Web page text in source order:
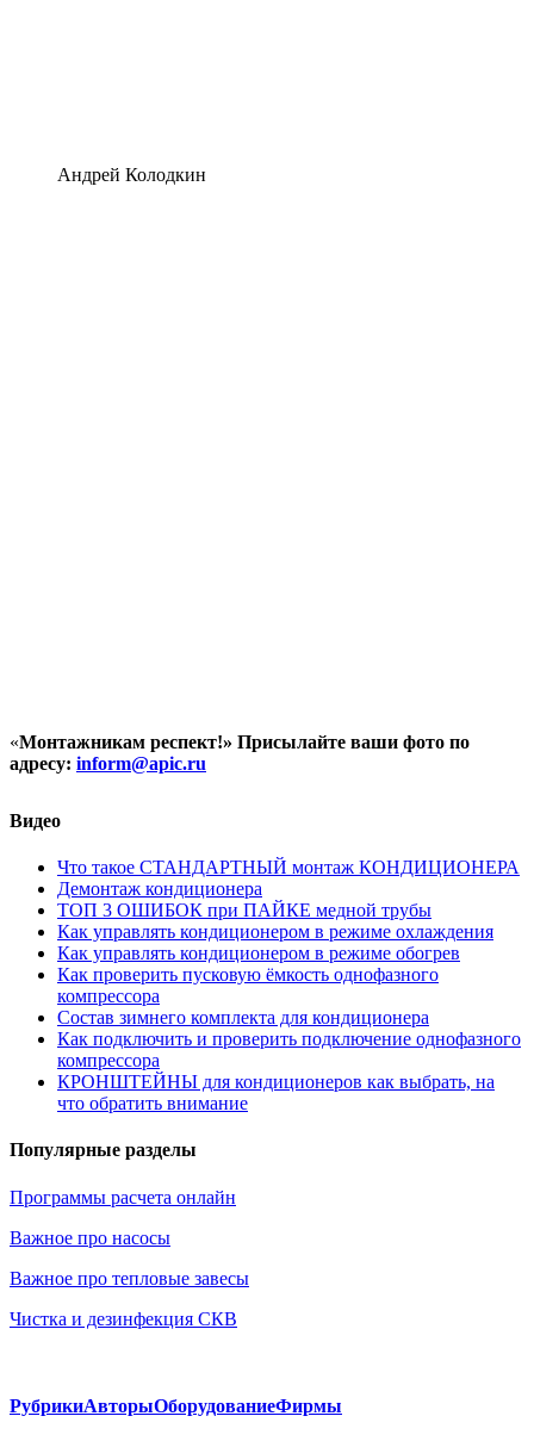
Андрей Колодкин
«Монтажникам респект!» Присылайте ваши фото по
адресу: inform@apic.ru
Видео
Что такое СТАНДАРТНЫЙ монтаж КОНДИЦИОНЕРА
Демонтаж кондиционера
ТОП 3 ОШИБОК при ПАЙКЕ медной трубы
Как управлять кондиционером в режиме охлаждения
Как управлять кондиционером в режиме обогрев
Как проверить пусковую ёмкость однофазного
компрессора
Состав зимнего комплекта для кондиционера
Как подключить и проверить подключение однофазного
компрессора
КРОНШТЕЙНЫ для кондиционеров как выбрать, на
что обратить внимание
Популярные разделы
Программы расчета онлайн
Важное про насосы
Важное про тепловые завесы
Чистка и дезинфекция СКВ
РубрикиАвторыОборудованиеФирмы